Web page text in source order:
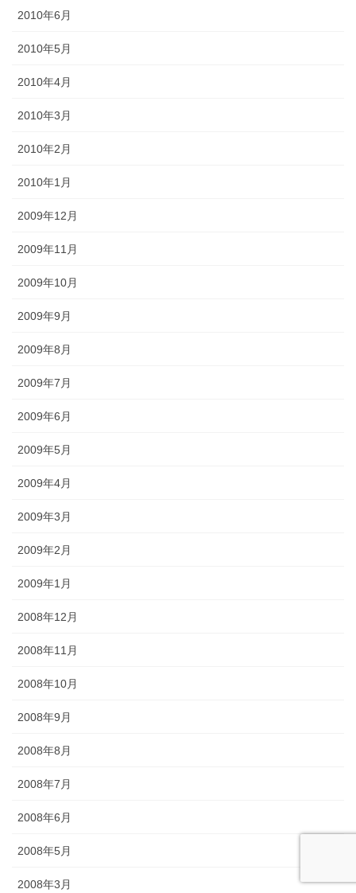
2010年6月
2010年5月
2010年4月
2010年3月
2010年2月
2010年1月
2009年12月
2009年11月
2009年10月
2009年9月
2009年8月
2009年7月
2009年6月
2009年5月
2009年4月
2009年3月
2009年2月
2009年1月
2008年12月
2008年11月
2008年10月
2008年9月
2008年8月
2008年7月
2008年6月
2008年5月
2008年3月